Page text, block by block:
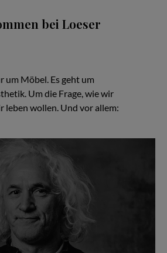
bei Loeser
um Möbel. Es geht um
Um die Frage, wie wir
leben wollen. Und vor allem: